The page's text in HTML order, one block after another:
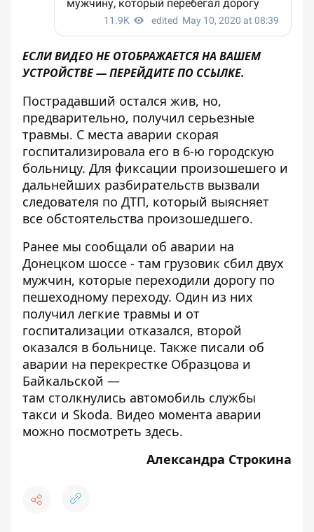
ЕСЛИ ВИДЕО НЕ ОТОБРАЖАЕТСЯ НА ВАШЕМ
УСТРОЙСТВЕ — ПЕРЕЙДИТЕПО ССЫЛКЕ.
Пострадавший остался жив, но,
предварительно, получил серьезные
травмы. С места аварии скорая
госпитализировала его в 6-ю городскую
больницу. Для фиксации произошешего и
дальнейших разбирательств вызвали
следователя по ДТП, который выясняет
все обстоятельства произошедшего.
Ранее мы сообщали об аварии на
Донецком шоссе - там грузовик сбил двух
мужчин, которые переходили дорогу по
пешеходному переходу. Один из них
получил легкие травмы и от
госпитализации отказался, второй
оказался в больнице. Также писали об
аварии на перекрестке Образцова и
Байкальской —
там столкнулись автомобиль службы
такси и Skoda. Видео момента аварии
можно посмотреть здесь.
Александра Строкина